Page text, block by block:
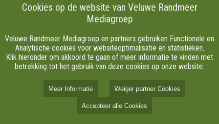
Burgemeester Céline Blom van Nunspeet begrijpt de zorgen
groen op een rotonde in brand werd gestoken, gaat haar pet
te boven. "Al helemaal in deze tijd, is dat niet verstandig."
Cookies op de website van Veluwe Randmeer
Mediagroep
Veluwe Randmeer Mediagroep en partners gebruiken Functionele en
Analytische cookies voor websiteoptimalisatie en statistieken.
Klik hieronder om akkoord te gaan of meer informatie te vinden met
betrekking tot het gebruik van deze cookies op onze website.
Meer Informatie Weiger partner Cookies
Accepteer alle Cookies